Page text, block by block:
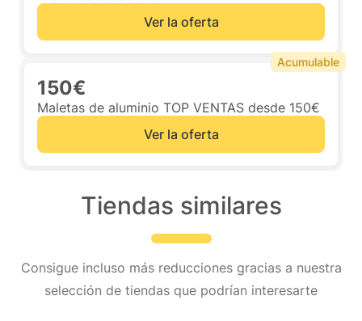
Ver la oferta
150€
Maletas de aluminio TOP VENTAS desde 150€
Ver la oferta
Acumulable
Tiendas similares
Consigue incluso más reducciones gracias a nuestra
selección de tiendas que podrían interesarte